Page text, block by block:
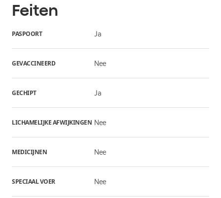
Feiten
PASPOORT Ja
GEVACCINEERD Nee
GECHIPT Ja
LICHAMELIJKE AFWIJKINGEN Nee
MEDICIJNEN Nee
SPECIAAL VOER Nee